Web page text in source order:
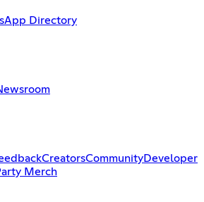
App Directory
CreatorsCommunityDeveloper
Merch